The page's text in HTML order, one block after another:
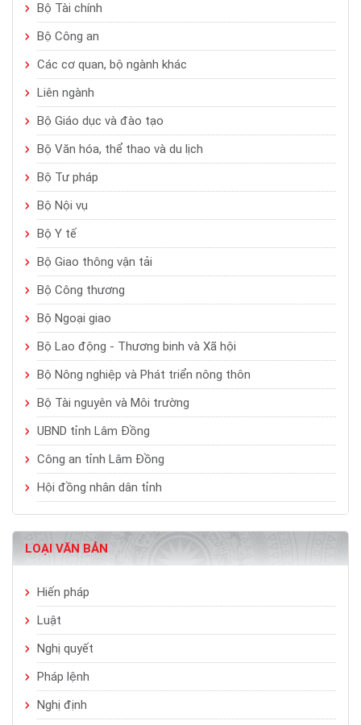
Bộ Tài chính
Bộ Công an
Các cơ quan, bộ ngành khác
Liên ngành
Bộ Giáo dục và đào tạo
Bộ Văn hóa, thể thao và du lịch
Bộ Tư pháp
Bộ Nội vụ
Bộ Y tế
Bộ Giao thông vận tải
Bộ Công thương
Bộ Ngoại giao
Bộ Lao động - Thương binh và Xã hội
Bộ Nông nghiệp và Phát triển nông thôn
Bộ Tài nguyên và Môi trường
UBND tỉnh Lâm Đồng
Công an tỉnh Lâm Đồng
Hội đồng nhân dân tỉnh
LOẠI VĂN BẢN
Hiến pháp
Luật
Nghị quyết
Pháp lệnh
Nghị định